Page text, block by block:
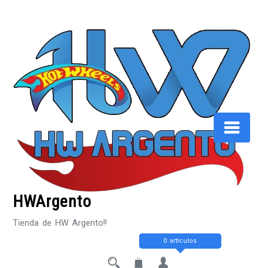
HWArgento
Tienda de HW Argento!!
0 artículos